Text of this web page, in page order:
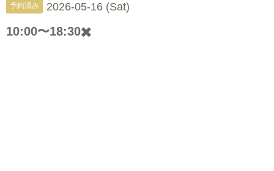
予約済み 2026-05-16 (Sat)
10:00〜18:30✖️